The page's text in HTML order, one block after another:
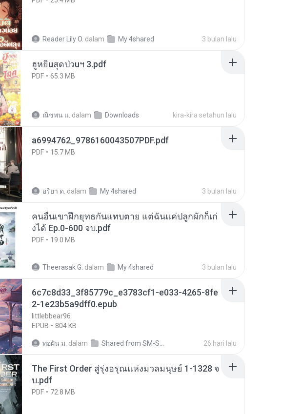
Reader Lily O. dalam My 4shared 3 bulan lalu
ฮูหยิuสุดป่วuฯ 3.pdf
PDF 65.3 MB
ณิชพน แ. dalam Downloads kira-kira setahun lalu
a6994762_9786160043507PDF.pdf
PDF 15.7 MB
อริยา ด. dalam My 4shared 3 bulan lalu
คนอื่นเขาฝึกยุทธกันแทบตาย แต่ฉันแค่ปลูกผักก็เก่
งได้ Ep.0-600 จบ.pdf
PDF 19.0 MB
Theerasak G. dalam My 4shared 3 bulan lalu
6c7c8d33_3f85779c_e3783cf1-e033-4265-8fe
2-1e23b5a9dff0.epub
littlebbear96
EPUB
804 KB
ทอฝัน ม. dalam 26 hari lalu
The First Order สู่รุ่งอรุณแห่งมวลมนุษย์ 1-1328 จ
บ.pdf
PDF 72.8 MB